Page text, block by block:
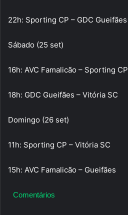
22h: Sporting CP – GDC Gueifães
Sábado (25 set)
16h: AVC Famalicão – Sporting CP
18h: GDC Gueifães – Vitória SC
Domingo (26 set)
11h: Sporting CP – Vitória SC
15h: AVC Famalicão – Gueifães
Comentários